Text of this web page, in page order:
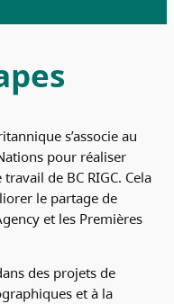
s’associe au
pour réaliser
de BC RIGC. Cela
le partage de
et les Premières
des projets de
et à la